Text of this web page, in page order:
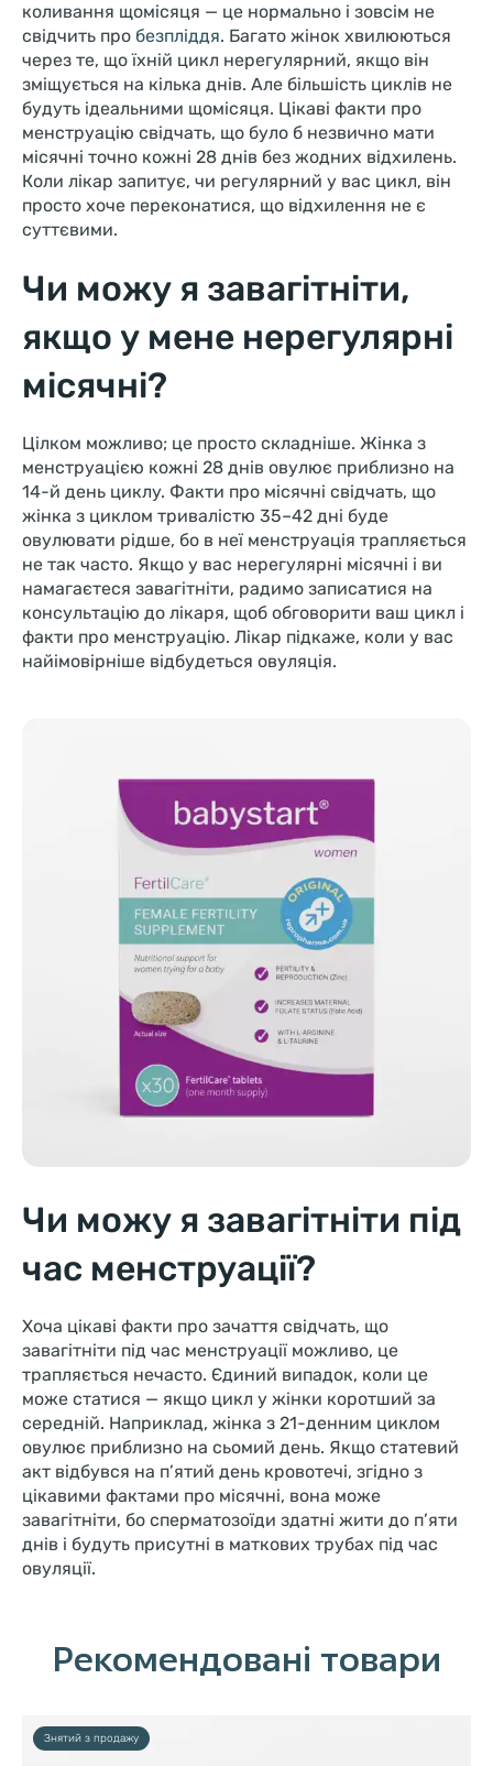
коливання щомісяця — це нормально і зовсім не
свідчить про безпліддя. Багато жінок хвилюються
через те, що їхній цикл нерегулярний, якщо він
зміщується на кілька днів. Але більшість циклів не
будуть ідеальними щомісяця. Цікаві факти про
менструацію свідчать, що було б незвично мати
місячні точно кожні 28 днів без жодних відхилень.
Коли лікар запитує, чи регулярний у вас цикл, він
просто хоче переконатися, що відхилення не є
суттєвими.
Чи можу я завагітніти,
якщо у мене нерегулярні
місячні?
Цілком можливо; це просто складніше. Жінка з
менструацією кожні 28 днів овулює приблизно на
14-й день циклу. Факти про місячні свідчать, що
жінка з циклом тривалістю 35–42 дні буде
овулювати рідше, бо в неї менструація трапляється
не так часто. Якщо у вас нерегулярні місячні і ви
намагаєтеся завагітніти, радимо записатися на
консультацію до лікаря, щоб обговорити ваш цикл і
факти про менструацію. Лікар підкаже, коли у вас
найімовірніше відбудеться овуляція.
Чи можу я завагітніти під
час менструації?
Хоча цікаві факти про зачаття свідчать, що
завагітніти під час менструації можливо, це
трапляється нечасто. Єдиний випадок, коли це
може статися — якщо цикл у жінки коротший за
середній. Наприклад, жінка з 21-денним циклом
овулює приблизно на сьомий день. Якщо статевий
акт відбувся на п’ятий день кровотечі, згідно з
цікавими фактами про місячні, вона може
завагітніти, бо сперматозоїди здатні жити до п’яти
днів і будуть присутні в маткових трубах під час
овуляції.
Рекомендовані товари
Знятий з продажу